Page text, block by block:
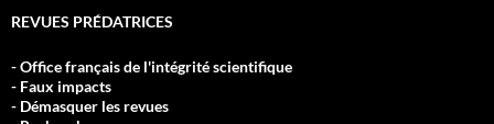
REVUES PRÉDATRICES
- Office français de l'intégrité scientifique
- Faux impacts
- Démasquer les revues